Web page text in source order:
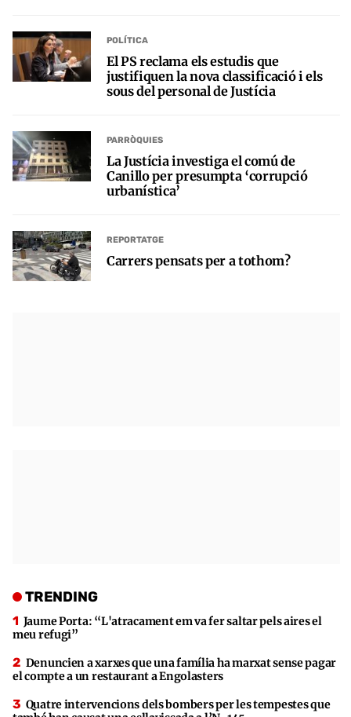
POLÍTICA
El PS reclama els estudis que
justifiquen la nova classificació i els
sous del personal de Justícia
PARRÒQUIES
La Justícia investiga el comú de
Canillo per presumpta ‘corrupció
urbanística’
REPORTATGE
Carrers pensats per a tothom?
TRENDING
Jaume Porta: “L'atracament em va fer saltar pels aires el
meu refugi”
Denuncien a xarxes que una família ha marxat sense pagar
el compte a un restaurant a Engolasters
Quatre intervencions dels bombers per les tempestes que